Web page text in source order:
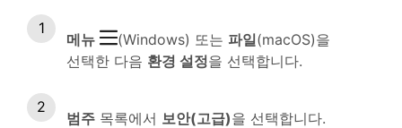
메뉴 (Windows) 또는 파일(macOS)을
선택한 다음 환경 설정을 선택합니다.
범주 목록에서 보안(고급)을 선택합니다.